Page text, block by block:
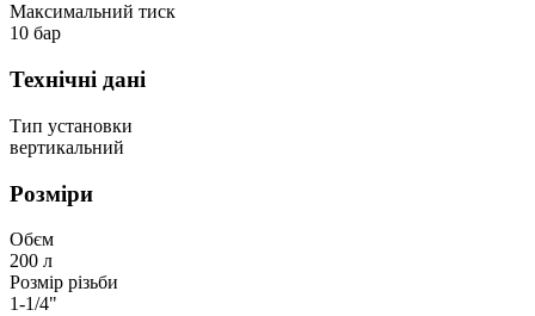
Максимальний тиск
10 бар
Технічні дані
Тип установки
вертикальний
Розміри
Обєм
200 л
Розмір різьби
1-1/4"